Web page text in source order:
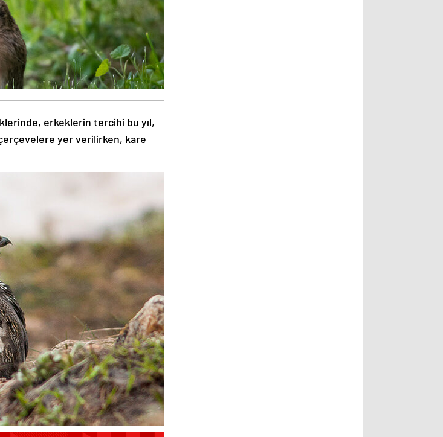
erkeklerin tercihi bu yıl,
yer verilirken, kare